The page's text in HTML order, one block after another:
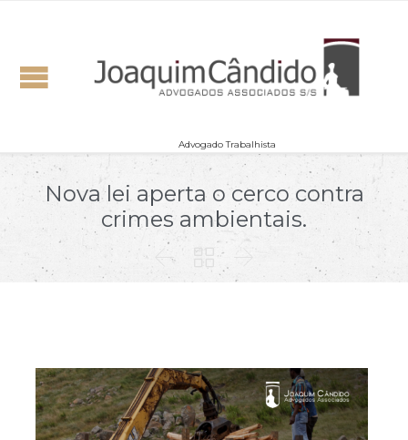
Advogado Trabalhista
Nova lei aperta o cerco contra
crimes ambientais.
 